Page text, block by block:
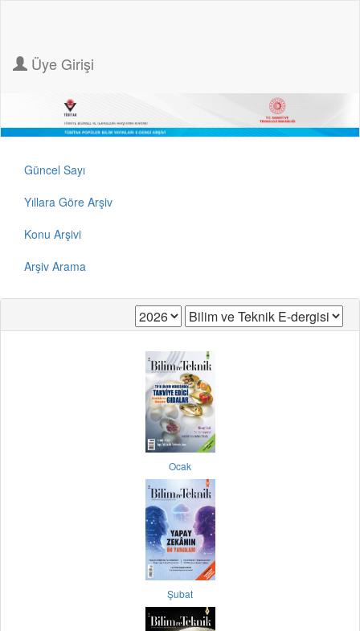
Üye Girişi
Güncel Sayı
Yıllara Göre Arşiv
Konu Arşivi
Arşiv Arama
Ocak
Şubat